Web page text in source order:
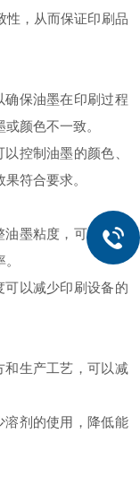
性，从而保证印刷品
保油墨在印刷过程
颜色不一致。
控制油墨的颜色、
符合要求。
墨粘度，可以减少
以减少印刷设备的
生产工艺，可以减
剂的使用，降低能